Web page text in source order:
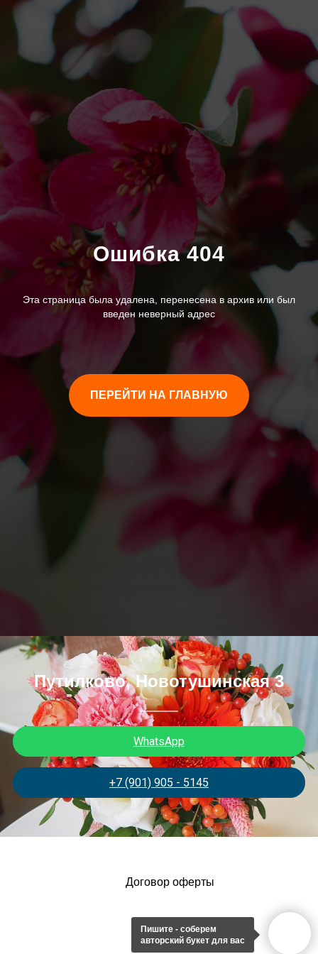
Пишите - соберем
авторский букет для вас
Ошибка 404
Эта страница была удалена, перенесена в архив или был
введен неверный адрес
ПЕРЕЙТИ НА ГЛАВНУЮ
Путилково, Новотушинская 3
WhatsApp
+7 (901) 905 - 5145
Договор оферты